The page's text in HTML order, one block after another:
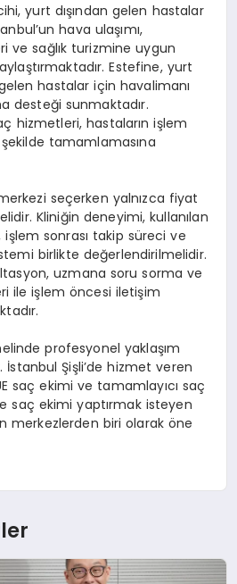
yurt dışından gelen hastalar
hava ulaşımı,
ve sağlık turizmine uygun
Estefine, yurt
gelen hastalar için havalimanı
desteği sunmaktadır.
hizmetleri, hastaların işlem
tamamlamasına
seçerken yalnızca fiyat
Kliniğin deneyimi, kullanılan
işlem sonrası takip süreci ve
birlikte değerlendirilmelidir.
uzmana soru sorma ve
ile işlem öncesi iletişim
profesyonel yaklaşım
Şişli’de hizmet veren
saç ekimi ve tamamlayıcı saç
saç ekimi yaptırmak isteyen
merkezlerden biri olarak öne